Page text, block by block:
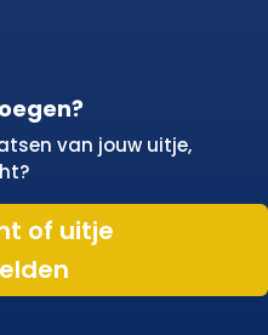
van jouw uitje,
of uitje